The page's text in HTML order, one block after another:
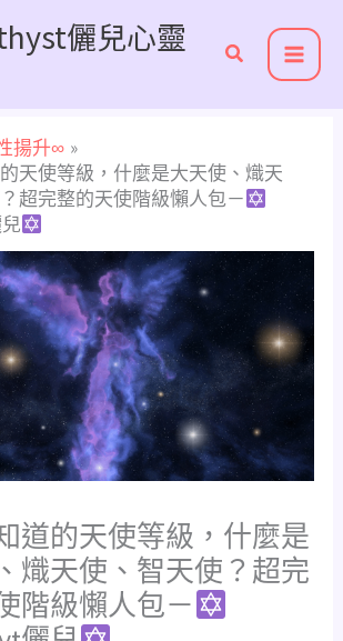
儷兒心靈
揚升∞
天使等級，什麼是大天使、熾天
超完整的天使階級懶人包－
道的天使等級，什麼是
熾天使、智天使？超完
階級懶人包－